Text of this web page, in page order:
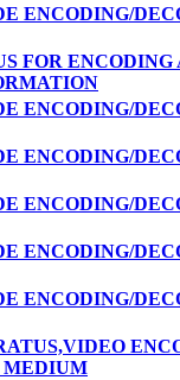
ENCODING/
FOR
ENCODING/
ENCODING/
ENCODING/
ENCODING/
ENCODING/
MEDIUM